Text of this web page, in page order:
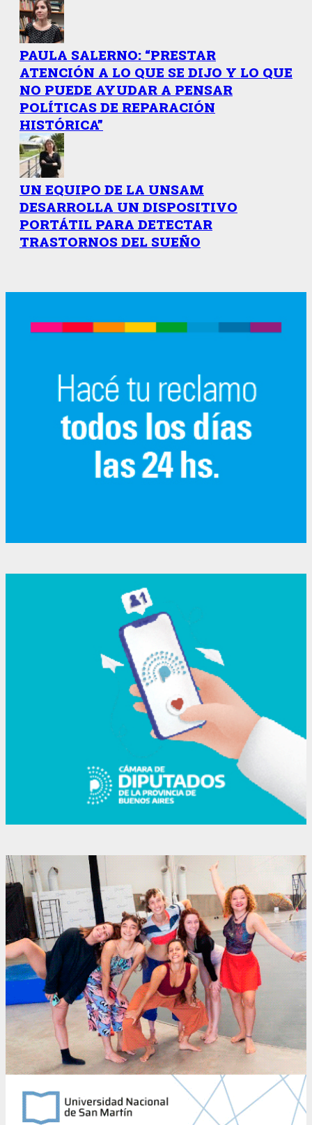
PAULA SALERNO: “PRESTAR
ATENCIÓN A LO QUE SE DIJO Y LO QUE
NO PUEDE AYUDAR A PENSAR
POLÍTICAS DE REPARACIÓN
HISTÓRICA”
UN EQUIPO DE LA UNSAM
DESARROLLA UN DISPOSITIVO
PORTÁTIL PARA DETECTAR
TRASTORNOS DEL SUEÑO